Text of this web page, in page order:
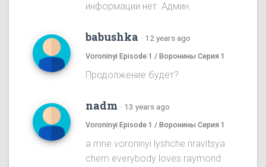
информации нет. Админ.
babushka · 12 years ago
Voroninyi Episode 1 / Воронины Серия 1
Продолжение будет?
nadm · 13 years ago
Voroninyi Episode 1 / Воронины Серия 1
a mne voroninyi lyshche nravitsya
chem everybody loves raymond